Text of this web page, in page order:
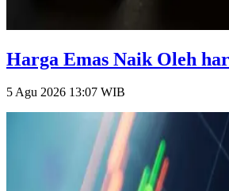
Harga Emas Naik Oleh
5 Agu 2026 13:07 WIB